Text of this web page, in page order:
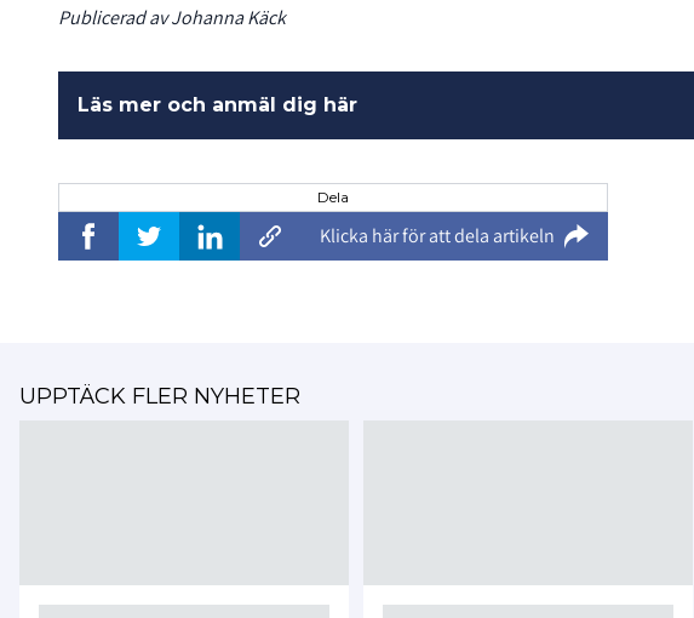
Publicerad av Johanna Käck
Läs mer och anmäl dig här
Dela
Klicka här för att dela artikeln
UPPTÄCK FLER NYHETER